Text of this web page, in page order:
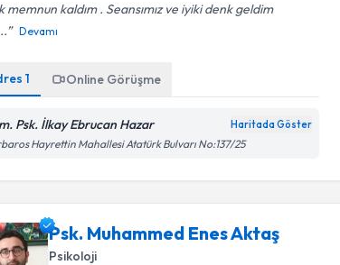
memnun kaldım . Seansımız ve iyiki denk geldim
Devamı
1 Online Görüşme
Psk. İlkay Ebrucan Hazar Haritada Göster
Hayrettin Mahallesi Atatürk Bulvarı No:137/25
Psk. Muhammed Enes Aktaş
Psikoloji